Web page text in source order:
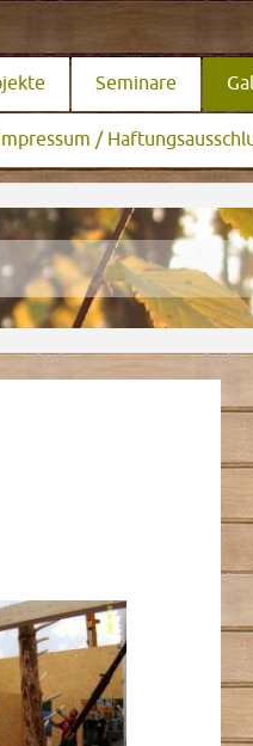
Seminare
/